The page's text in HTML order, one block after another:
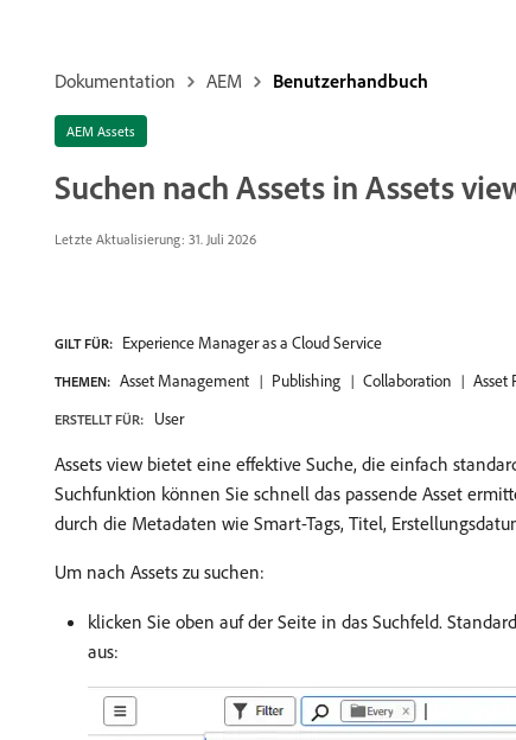
Dokumentation AEM Benutzerhandbuch
AEM Assets
Suchen nach Assets in Assets
Letzte Aktualisierung: 31. Juli 2026
GILT FÜR: Experience Manager as a Cloud Service
THEMEN: Asset Management Publishing Collaboration Asset
ERSTELLT FÜR: User
Assets view bietet eine effektive Suche, die einfach
Suchfunktion können Sie schnell das passende Asset
durch die Metadaten wie Smart-Tags, Titel,
Um nach Assets zu suchen:
klicken Sie oben auf der Seite in das Suchfeld.
aus: